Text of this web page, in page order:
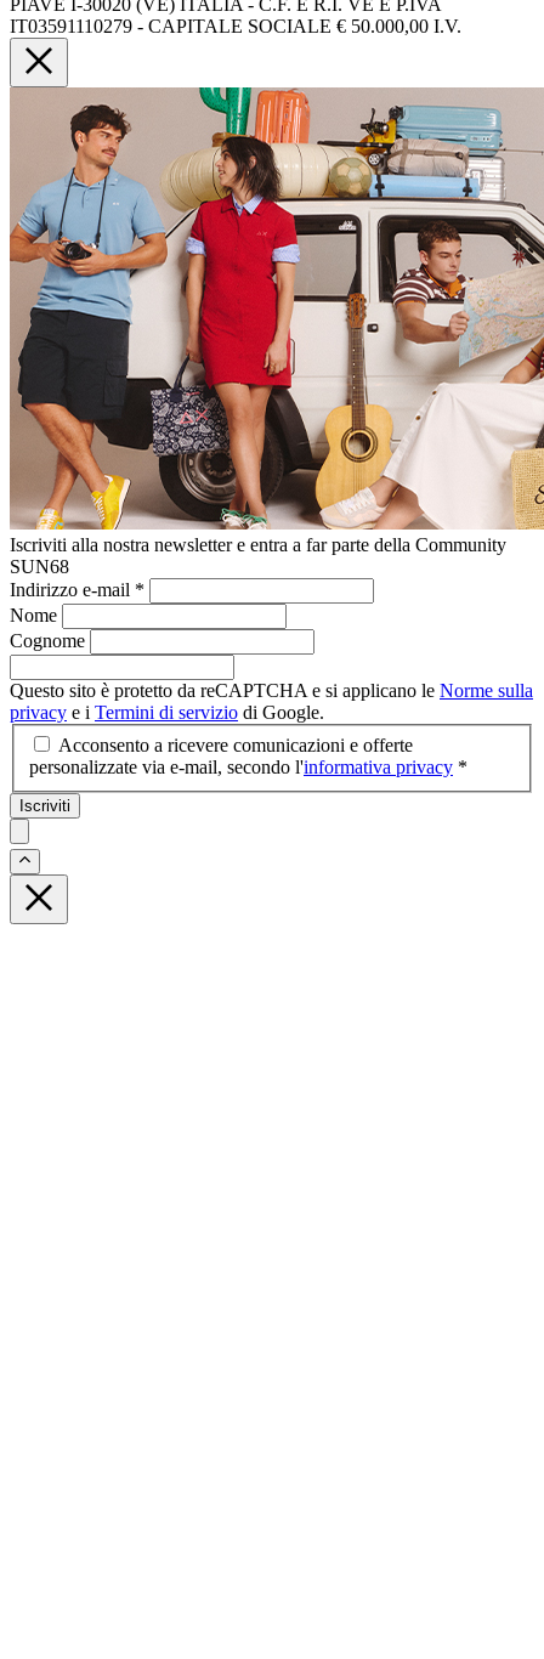
IT03591110279 - CAPITALE SOCIALE € 50.000,00 I.V.
Iscriviti alla nostra newsletter e entra a far parte della Community
SUN68
Indirizzo e-mail *
Nome
Cognome
Questo sito è protetto da reCAPTCHA e si applicano le Norme sulla
privacy e i Termini di servizio di Google.
Acconsento a ricevere comunicazioni e offerte
personalizzate via e-mail, secondo l'informativa privacy *
Iscriviti